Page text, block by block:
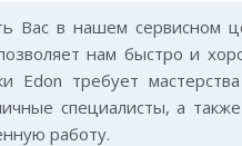
Вас в нашем сервисном
нам быстро и
Edon требует
специалисты, а
работу.